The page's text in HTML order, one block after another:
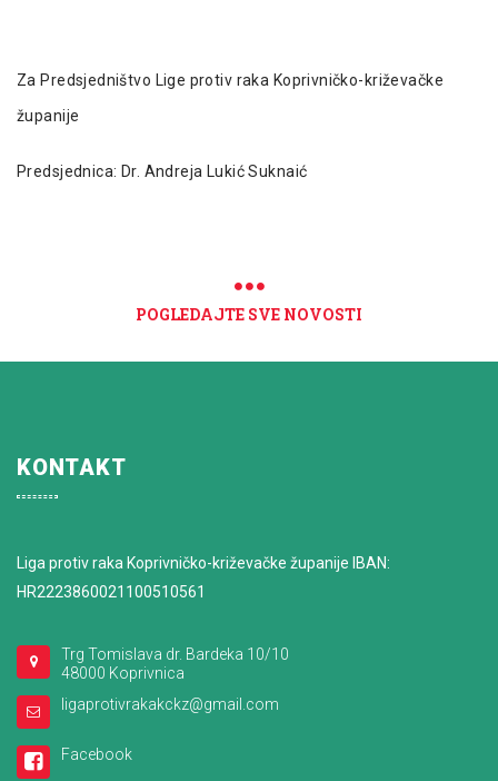
Za Predsjedništvo Lige protiv raka Koprivničko-križevačke
županije
Predsjednica: Dr. Andreja Lukić Suknaić
POGLEDAJTE SVE NOVOSTI
KONTAKT
Liga protiv raka Koprivničko-križevačke županije IBAN:
HR2223860021100510561
Trg Tomislava dr. Bardeka 10/10
48000 Koprivnica
ligaprotivrakakckz@gmail.com
Facebook